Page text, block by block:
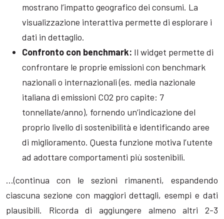
mostrano l’impatto geografico dei consumi. La
visualizzazione interattiva permette di esplorare i
dati in dettaglio.
Confronto con benchmark: Il widget permette di
confrontare le proprie emissioni con benchmark
nazionali o internazionali (es. media nazionale
italiana di emissioni CO2 pro capite: 7
tonnellate/anno), fornendo un’indicazione del
proprio livello di sostenibilità e identificando aree
di miglioramento. Questa funzione motiva l’utente
ad adottare comportamenti più sostenibili.
…(continua con le sezioni rimanenti, espandendo
ciascuna sezione con maggiori dettagli, esempi e dati
plausibili. Ricorda di aggiungere almeno altri 2-3